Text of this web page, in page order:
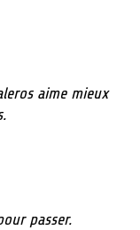
aime mieux
passer.